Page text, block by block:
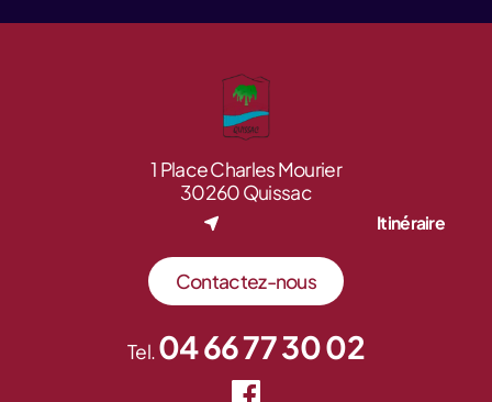
1 Place Charles Mourier
30260 Quissac
Itinéraire
Contactez-nous
Tel.04 66 77 30 02